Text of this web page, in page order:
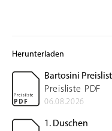
Herunterladen
Preisliste
PDF
Bartosini
Preisliste PDF
06.08.2026
1. Duschen